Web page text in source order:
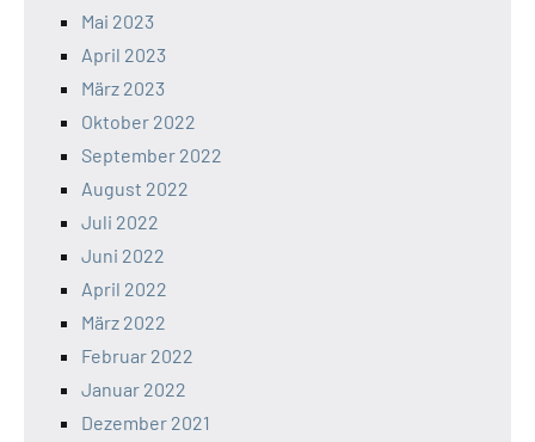
Mai 2023
April 2023
März 2023
Oktober 2022
September 2022
August 2022
Juli 2022
Juni 2022
April 2022
März 2022
Februar 2022
Januar 2022
Dezember 2021